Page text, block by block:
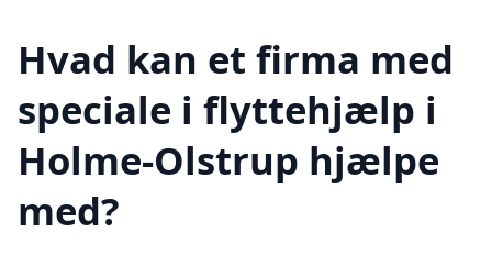
Hvad kan et firma med
speciale i flyttehjælp i
Holme-Olstrup hjælpe
med?